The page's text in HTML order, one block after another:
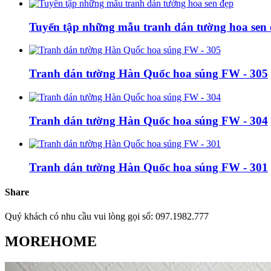
Tuyển tập những mẫu tranh dán tường hoa sen
Tranh dán tường Hàn Quốc hoa súng FW - 305
Tranh dán tường Hàn Quốc hoa súng FW - 304
Tranh dán tường Hàn Quốc hoa súng FW - 301
Share
Quý khách có nhu cầu vui lòng gọi số: 097.1982.777
MOREHOME